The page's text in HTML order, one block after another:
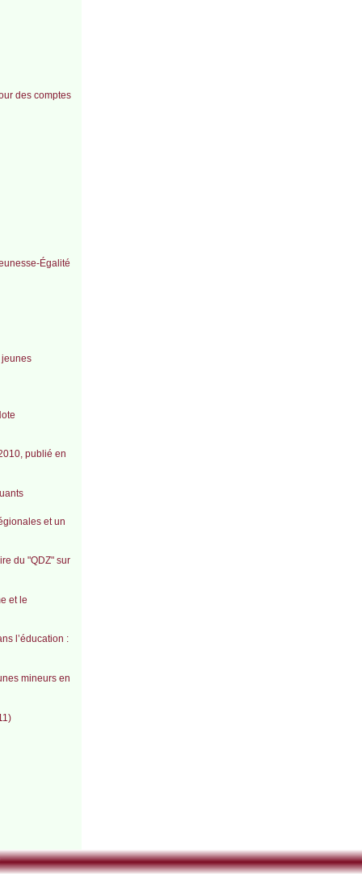
des comptes
Égalité
jeunes
publié en
et un
du "QDZ" sur
et le
l’éducation :
mineurs en